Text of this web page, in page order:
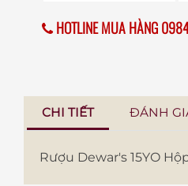
HOTLINE MUA HÀNG
CHI TIẾT ĐÁNH
Rượu Dewar's 15YO